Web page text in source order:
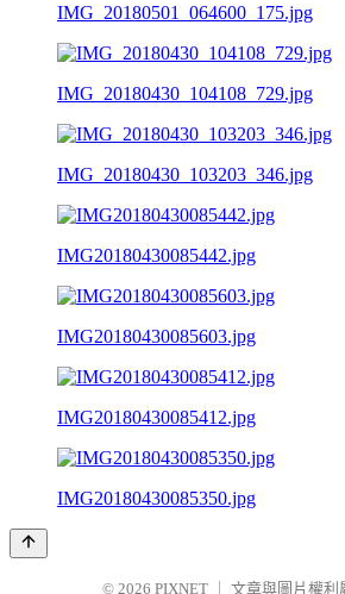
IMG_20180501_064600_175.jpg
IMG_20180430_104108_729.jpg
IMG_20180430_103203_346.jpg
IMG20180430085442.jpg
IMG20180430085603.jpg
IMG20180430085412.jpg
IMG20180430085350.jpg
© 2026 PIXNET 文章與圖片權利